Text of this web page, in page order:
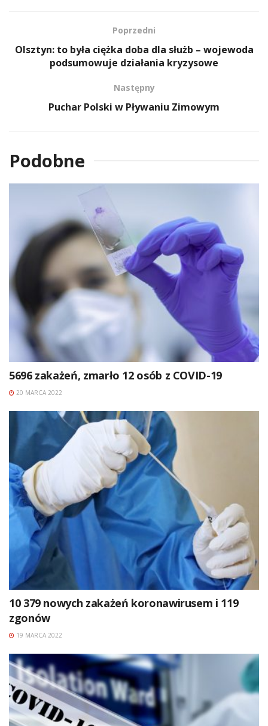
Poprzedni
Olsztyn: to była ciężka doba dla służb – wojewoda
podsumowuje działania kryzysowe
Następny
Puchar Polski w Pływaniu Zimowym
Podobne
5696 zakażeń, zmarło 12 osób z COVID-19
20 MARCA 2022
10 379 nowych zakażeń koronawirusem i 119
zgonów
19 MARCA 2022